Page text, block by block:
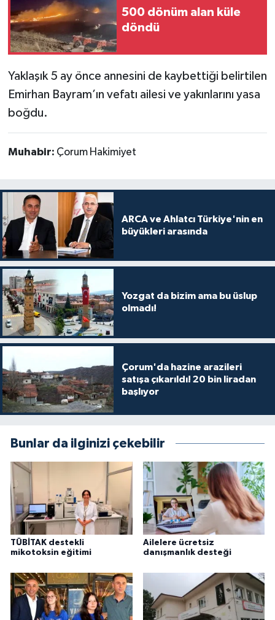
500 dönüm alan küle
döndü
Yaklaşık 5 ay önce annesini de kaybettiği belirtilen
Emirhan Bayram’ın vefatı ailesi ve yakınlarını yasa
boğdu.
Muhabir: Çorum Hakimiyet
ARCA ve Ahlatcı Türkiye'nin en
büyükleri arasında
Yozgat da bizim ama bu üslup
olmadı!
Çorum'da hazine arazileri
satışa çıkarıldı! 20 bin liradan
başlıyor
Bunlar da ilginizi çekebilir
TÜBİTAK destekli
mikotoksin eğitimi
Ailelere ücretsiz
danışmanlık desteği